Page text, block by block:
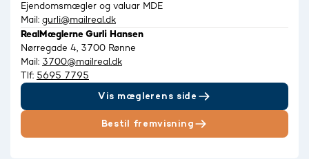
Ejendomsmægler og valuar MDE
Mail: gurli@mailreal.dk
RealMæglerne Gurli Hansen
Nørregade 4, 3700 Rønne
Mail: 3700@mailreal.dk
Tlf: 5695 7795
Vis mæglerens side
Bestil fremvisning